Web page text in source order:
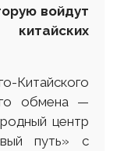
войдут
китайских
обмена —
центр
путь» с